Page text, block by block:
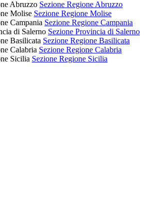
Abruzzo Sezione Regione Abruzzo
Molise Sezione Regione Molise
Campania Sezione Regione Campania
di Salerno Sezione Provincia di Salerno
Basilicata Sezione Regione Basilicata
Calabria Sezione Regione Calabria
Sicilia Sezione Regione Sicilia